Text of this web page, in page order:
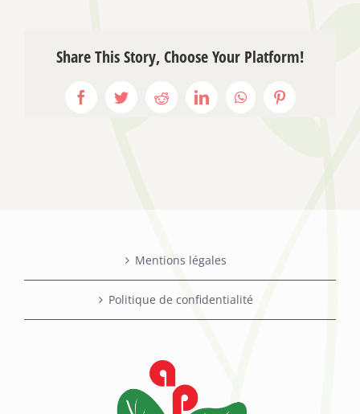
Share This Story, Choose Your Platform!
FacebookTwitterRedditLinkedInWhatsAppPinterest
Mentions légales
Politique de confidentialité